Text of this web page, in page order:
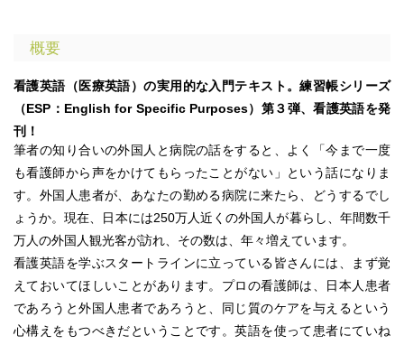
概要
看護英語（医療英語）の実用的な入門テキスト。練習帳シリーズ
（ESP：English for Specific Purposes）第３弾、看護英語を発
刊！
筆者の知り合いの外国人と病院の話をすると、よく「今まで一度
も看護師から声をかけてもらったことがない」という話になりま
す。外国人患者が、あなたの勤める病院に来たら、どうするでし
ょうか。現在、日本には250万人近くの外国人が暮らし、年間数千
万人の外国人観光客が訪れ、その数は、年々増えています。
看護英語を学ぶスタートラインに立っている皆さんには、まず覚
えておいてほしいことがあります。プロの看護師は、日本人患者
であろうと外国人患者であろうと、同じ質のケアを与えるという
心構えをもつべきだということです。英語を使って患者にていね